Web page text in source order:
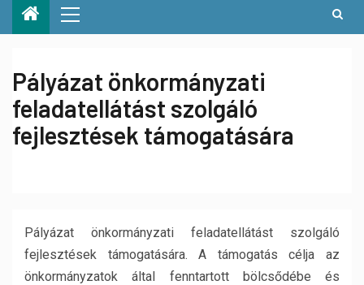
Pályázat önkormányzati
feladatellátást szolgáló
fejlesztések támogatására
Pályázat önkormányzati feladatellátást szolgáló
fejlesztések támogatására. A támogatás célja az
önkormányzatok által fenntartott bölcsődébe és